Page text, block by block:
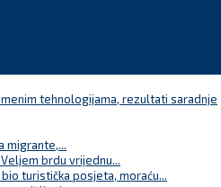
tehnologijama, rezultati saradnje
migrante,...
brdu vrijednu...
turistička posjeta, moraću...